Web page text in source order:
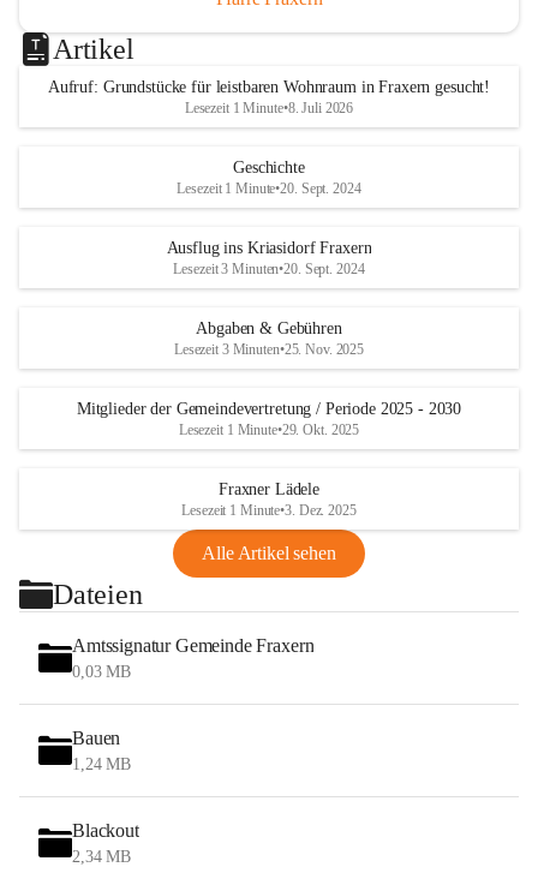
Artikel
Aufruf: Grundstücke für leistbaren Wohnraum in Fraxern gesucht!
Lesezeit 1 Minute•8. Juli 2026
Geschichte
Lesezeit 1 Minute•20. Sept. 2024
Ausflug ins Kriasidorf Fraxern
Lesezeit 3 Minuten•20. Sept. 2024
Abgaben & Gebühren
Lesezeit 3 Minuten•25. Nov. 2025
Mitglieder der Gemeindevertretung / Periode 2025 - 2030
Lesezeit 1 Minute•29. Okt. 2025
Fraxner Lädele
Lesezeit 1 Minute•3. Dez. 2025
Alle Artikel sehen
Dateien
Amtssignatur Gemeinde Fraxern
0,03 MB
Bauen
1,24 MB
Blackout
2,34 MB